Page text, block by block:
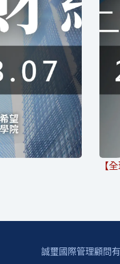
【
誠璽國際管理顧問